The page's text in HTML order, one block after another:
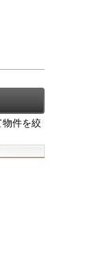
件を絞